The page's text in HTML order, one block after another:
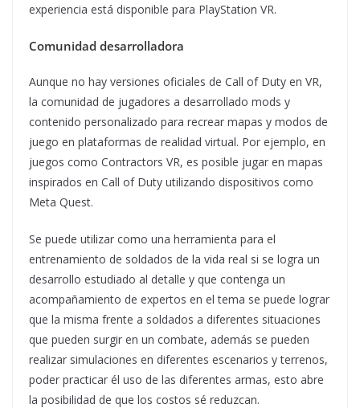
experiencia está disponible para PlayStation VR.
Comunidad desarrolladora
Aunque no hay versiones oficiales de Call of Duty en VR,
la comunidad de jugadores a desarrollado mods y
contenido personalizado para recrear mapas y modos de
juego en plataformas de realidad virtual. Por ejemplo, en
juegos como Contractors VR, es posible jugar en mapas
inspirados en Call of Duty utilizando dispositivos como
Meta Quest.
Se puede utilizar como una herramienta para el
entrenamiento de soldados de la vida real si se logra un
desarrollo estudiado al detalle y que contenga un
acompañamiento de expertos en el tema se puede lograr
que la misma frente a soldados a diferentes situaciones
que pueden surgir en un combate, además se pueden
realizar simulaciones en diferentes escenarios y terrenos,
poder practicar él uso de las diferentes armas, esto abre
la posibilidad de que los costos sé reduzcan.